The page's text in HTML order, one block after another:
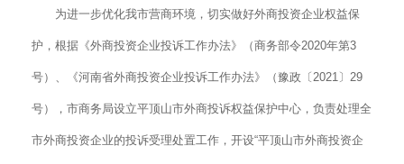
为进一步优化我市营商环境，切实做好外商投资企业权益保
护，根据《外商投资企业投诉工作办法》（商务部令2020年第3
号）、《河南省外商投资企业投诉工作办法》（豫政〔2021〕29
号），市商务局设立平顶山市外商投诉权益保护中心，负责处理全
市外商投资企业的投诉受理处置工作，开设“平顶山市外商投资企